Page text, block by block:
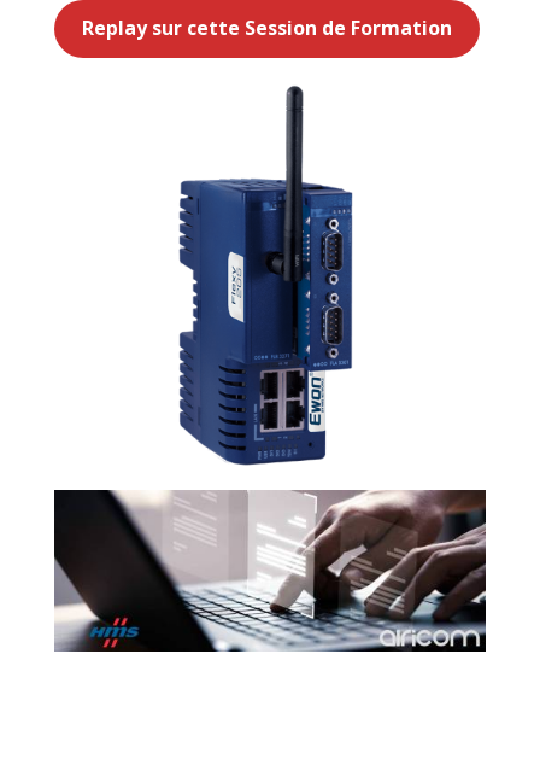
Replay sur cette Session de Formation